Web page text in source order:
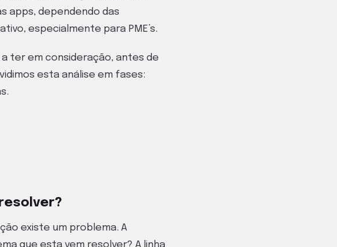
apps, dependendo das
especialmente para PME’s.
ter em consideração, antes de
esta análise em fases:
existe um problema. A
que esta vem resolver? A linha